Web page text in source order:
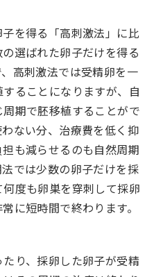
を得る「高刺激法」に比
選ばれた卵子だけを得る
高刺激法では受精卵を一
ることになりますが、自
期で胚移植することがで
ない分、治療費を低く抑
も減らせるのも自然周期
では少数の卵子だけを採
度も卵巣を穿刺して採卵
に短時間で終わります。
り、採卵した卵子が受精